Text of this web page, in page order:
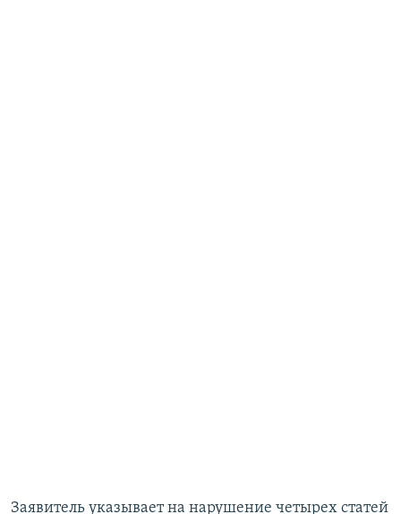
Заявитель указывает на нарушение четырех статей